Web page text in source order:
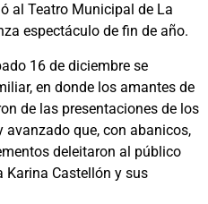
al Teatro Municipal de La
espectáculo de fin de año.
16 de diciembre se
en donde los amantes de
de las presentaciones de los
que, con abanicos,
deleitaron al público
Castellón y sus